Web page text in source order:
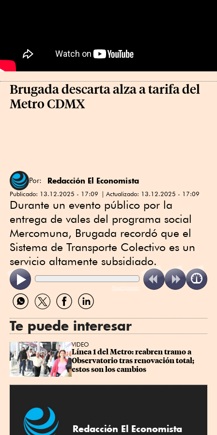
Brugada descarta alza a tarifa del
Metro CDMX
Por: Redacción El Economista
Publicado: 13.12.2025 - 17:09 Actualizado: 13.12.2025 - 17:09
Durante un evento público por la
entrega de vales del programa social
Mercomuna, Brugada recordó que el
Sistema de Transporte Colectivo es un
servicio altamente subsidiado.
ReadSpeaker
Compartir
por
Compartir
por
Compartir
por
Compartir
por
Te puede interesar
VIDEO
Línea 1 del Metro: reabren tramo a
Observatorio tras renovación total;
estos son los cambios
Redacción El Economista